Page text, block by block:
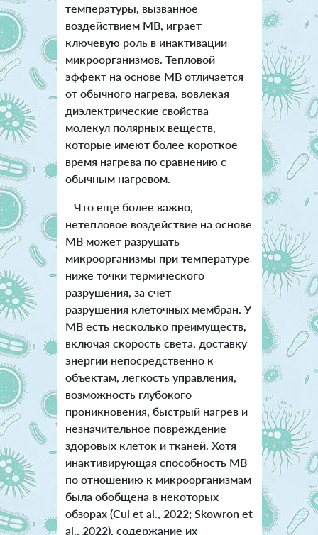
температуры, вызванное
воздействием МВ, играет
ключевую роль в инактивации
микроорганизмов. Тепловой
эффект на основе МВ отличается
от обычного нагрева, вовлекая
диэлектрические свойства
молекул полярных веществ,
которые имеют более короткое
время нагрева по сравнению с
обычным нагревом.
Что еще более важно,
нетепловое воздействие на основе
МВ может разрушать
микроорганизмы при температуре
ниже точки термического
разрушения, за счет
разрушения клеточных мембран. У
МВ есть несколько преимуществ,
включая скорость света, доставку
энергии непосредственно к
объектам, легкость управления,
возможность глубокого
проникновения, быстрый нагрев и
незначительное повреждение
здоровых клеток и тканей. Хотя
инактивирующая способность МВ
по отношению к микроорганизмам
была обобщена в некоторых
обзорах (Cui et al., 2022; Skowron et
al., 2022), содержание их